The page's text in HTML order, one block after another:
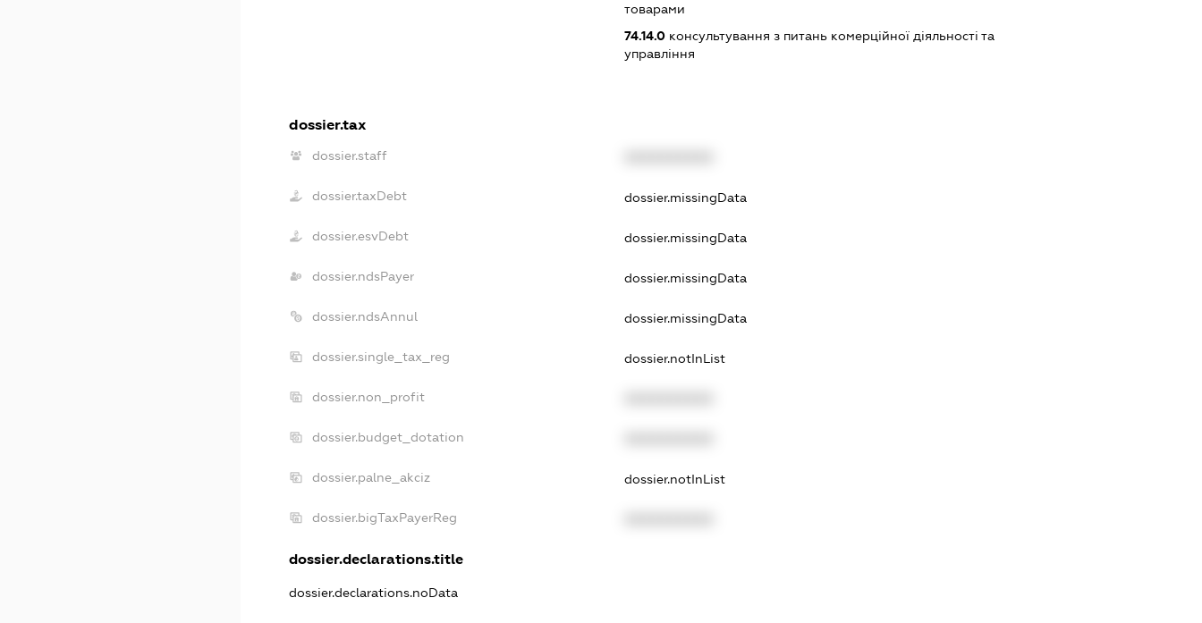
товарами
74.14.0консультування з питань комерційної діяльності та
управління
dossier.tax
dossier.staff
dossier.taxDebt dossier.missingData
dossier.esvDebt dossier.missingData
dossier.ndsPayer dossier.missingData
dossier.ndsAnnul dossier.missingData
dossier.single_tax_reg dossier.notInList
dossier.non_profit
dossier.budget_dotation
dossier.palne_akciz dossier.notInList
dossier.bigTaxPayerReg
dossier.declarations.title
dossier.declarations.noData